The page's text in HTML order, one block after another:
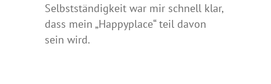
Selbstständigkeit war mir schnell klar,
dass mein „Happyplace“ teil davon
sein wird.